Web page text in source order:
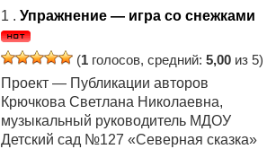
1 . Упражнение — игра со снежками
(1 голосов, средний: 5,00 из 5)
Проект — Публикации авторов
Крючкова Светлана Николаевна,
музыкальный руководитель МДОУ
Детский сад №127 «Северная сказка»